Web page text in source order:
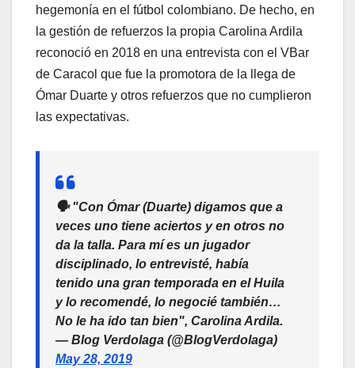
hegemonía en el fútbol colombiano. De hecho, en
la gestión de refuerzos la propia Carolina Ardila
reconoció en 2018 en una entrevista con el VBar
de Caracol que fue la promotora de la llega de
Ómar Duarte y otros refuerzos que no cumplieron
las expectativas.
🗣️ "Con Ómar (Duarte) digamos que a
veces uno tiene aciertos y en otros no
da la talla. Para mí es un jugador
disciplinado, lo entrevisté, había
tenido una gran temporada en el Huila
y lo recomendé, lo negocié también…
No le ha ido tan bien", Carolina Ardila.
— Blog Verdolaga (@BlogVerdolaga)
May 28, 2019